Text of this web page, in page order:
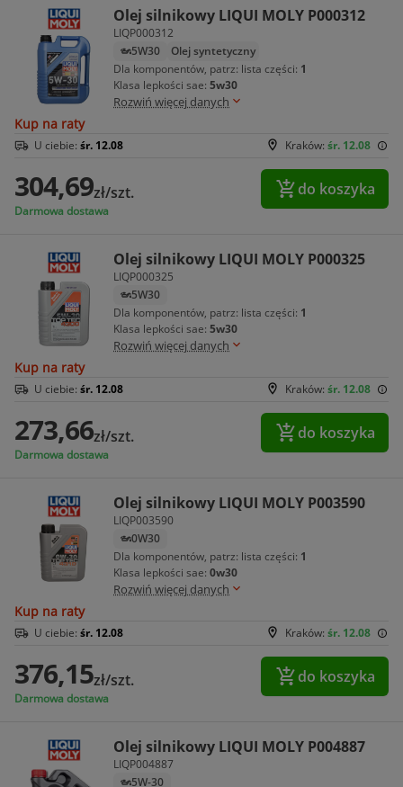
Olej silnikowy LIQUI MOLY P000312
LIQP000312
5W30
Olej syntetyczny
Dla komponentów, patrz: lista części: 1
Klasa lepkości sae: 5w30
Rozwiń więcej danych
Kup na raty
Kraków: śr. 12.08
U ciebie: śr. 12.08
304,69zł/szt.
Darmowa dostawa
do koszyka
Olej silnikowy LIQUI MOLY P000325
LIQP000325
5W30
Dla komponentów, patrz: lista części: 1
Klasa lepkości sae: 5w30
Rozwiń więcej danych
Kup na raty
Kraków: śr. 12.08
U ciebie: śr. 12.08
273,66zł/szt.
Darmowa dostawa
do koszyka
Olej silnikowy LIQUI MOLY P003590
LIQP003590
0W30
Dla komponentów, patrz: lista części: 1
Klasa lepkości sae: 0w30
Rozwiń więcej danych
Kup na raty
Kraków: śr. 12.08
U ciebie: śr. 12.08
376,15zł/szt.
Darmowa dostawa
do koszyka
Olej silnikowy LIQUI MOLY P004887
LIQP004887
5W-30